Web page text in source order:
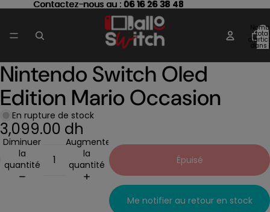
Contactez-nous au : 06 16 26 38 48
Contactez-nous au : 06 16 26 38 48
total
dans
Ouvrir
l’image
en
plein
écran
Nintendo Switch Oled
Edition Mario Occasion
En rupture de stock
3,099.00 dh
Diminuer
la
quantité
Augmenter
la
quantité
Épuisé
Me notifier au retour en stock